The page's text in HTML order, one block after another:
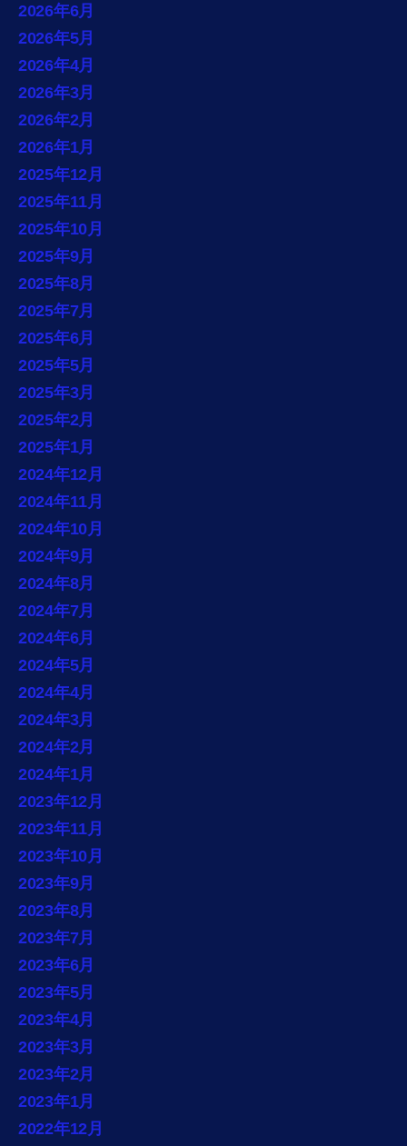
2026年6月
2026年5月
2026年4月
2026年3月
2026年2月
2026年1月
2025年12月
2025年11月
2025年10月
2025年9月
2025年8月
2025年7月
2025年6月
2025年5月
2025年3月
2025年2月
2025年1月
2024年12月
2024年11月
2024年10月
2024年9月
2024年8月
2024年7月
2024年6月
2024年5月
2024年4月
2024年3月
2024年2月
2024年1月
2023年12月
2023年11月
2023年10月
2023年9月
2023年8月
2023年7月
2023年6月
2023年5月
2023年4月
2023年3月
2023年2月
2023年1月
2022年12月